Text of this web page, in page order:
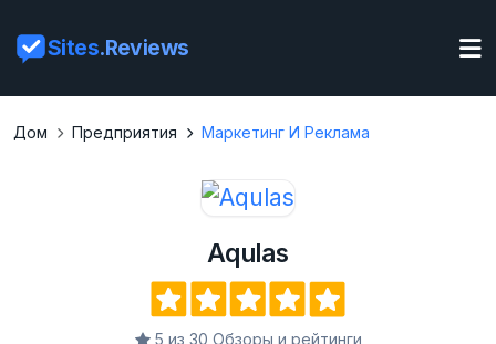
Sites.Reviews
Дом Предприятия Маркетинг И Реклама
Aqulas
5 из 30 Обзоры и рейтинги